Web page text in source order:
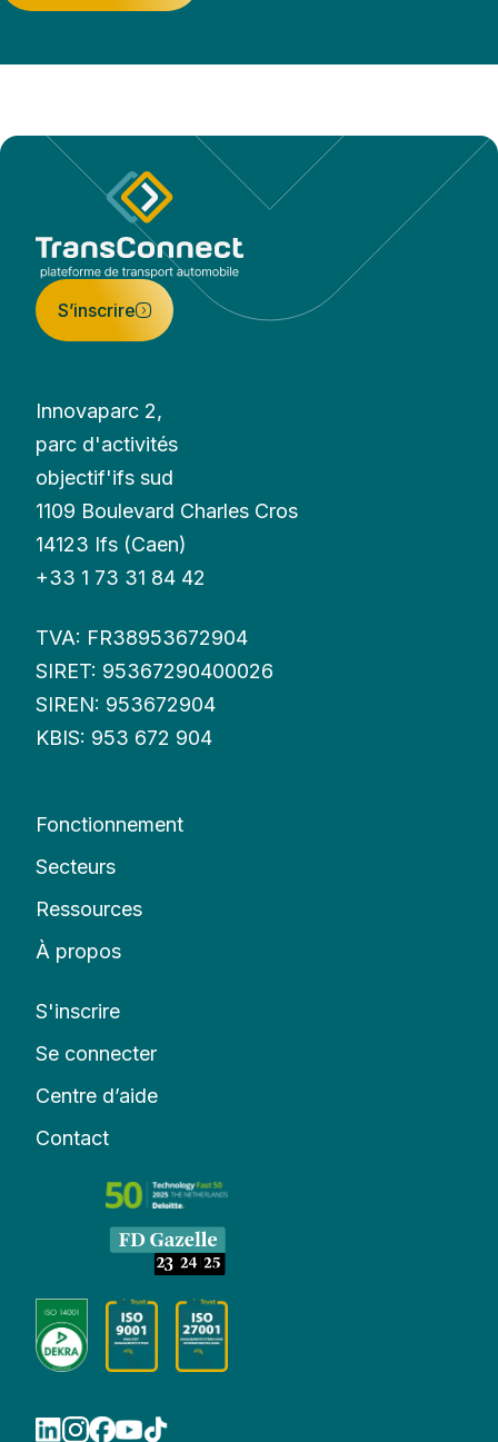
S’inscrire
Innovaparc 2,
parc d'activités
objectif'ifs sud
1109 Boulevard Charles Cros
14123 Ifs (Caen)
+33 1 73 31 84 42
TVA: FR38953672904
SIRET: 95367290400026
SIREN: 953672904
KBIS: 953 672 904
Fonctionnement
Secteurs
Ressources
À propos
S'inscrire
Se connecter
Centre d’aide
Contact